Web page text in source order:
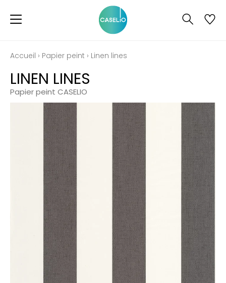
Accueil › Papier peint › Linen lines
LINEN LINES
Papier peint CASELIO